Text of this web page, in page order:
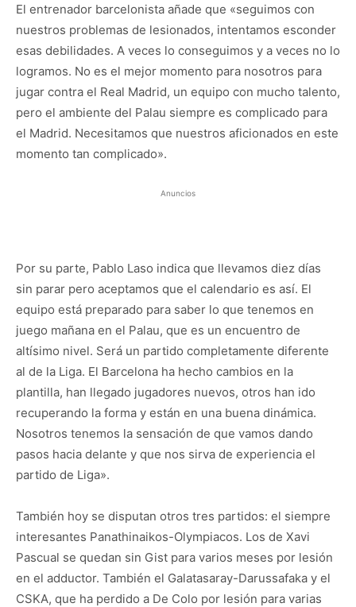
El entrenador barcelonista añade que «seguimos con
nuestros problemas de lesionados, intentamos esconder
esas debilidades. A veces lo conseguimos y a veces no lo
logramos. No es el mejor momento para nosotros para
jugar contra el Real Madrid, un equipo con mucho talento,
pero el ambiente del Palau siempre es complicado para
el Madrid. Necesitamos que nuestros aficionados en este
momento tan complicado».
Anuncios
Por su parte, Pablo Laso indica que llevamos diez días
sin parar pero aceptamos que el calendario es así. El
equipo está preparado para saber lo que tenemos en
juego mañana en el Palau, que es un encuentro de
altísimo nivel. Será un partido completamente diferente
al de la Liga. El Barcelona ha hecho cambios en la
plantilla, han llegado jugadores nuevos, otros han ido
recuperando la forma y están en una buena dinámica.
Nosotros tenemos la sensación de que vamos dando
pasos hacia delante y que nos sirva de experiencia el
partido de Liga».
También hoy se disputan otros tres partidos: el siempre
interesantes Panathinaikos-Olympiacos. Los de Xavi
Pascual se quedan sin Gist para varios meses por lesión
en el adductor. También el Galatasaray-Darussafaka y el
CSKA, que ha perdido a De Colo por lesión para varias